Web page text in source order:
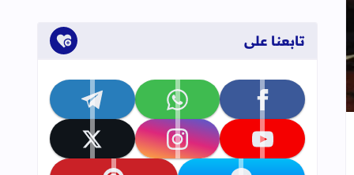
العلامات المرجعية
تابعنا على
تابعنا على facebook تابعنا على whatsapp تابعنا على telegram
تابعنا على youtube تابعنا على instagram تابعنا على x